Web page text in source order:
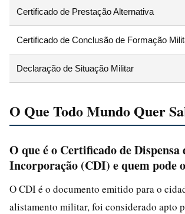
Certificado de Prestação Alternativa
Certificado de Conclusão de Formação
Declaração de Situação Militar
O Que Todo Mundo Quer
O que é o Certificado de Dispensa
Incorporação (CDI) e quem pode
O CDI é o documento emitido para o
alistamento militar, foi considerado apto